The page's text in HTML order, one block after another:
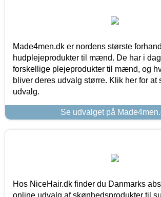
Made4men.dk er nordens største
hudplejeprodukter til mænd. De har i
forskellige plejeprodukter til mænd, og
bliver deres udvalg større. Klik her for at
udvalg.
Se udvalget på
Hos NiceHair.dk finder du Danmarks
online udvalg af skønhedsprodukter til